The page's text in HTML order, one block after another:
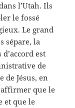
l’Utah. Ils
le fossé
Le grand
sépare, la
est
de
de Jésus, en
affirmer que le
et que le